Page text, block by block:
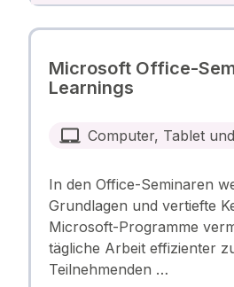
Microsoft Office-
Learnings
Computer, Tablet
In den Office-Seminaren
Grundlagen und vertiefte
Microsoft-Programme
tägliche Arbeit effizienter
Teilnehmenden …